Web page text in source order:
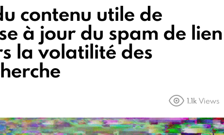
contenu utile de
à jour du spam de lien
la volatilité des
1.1k Views